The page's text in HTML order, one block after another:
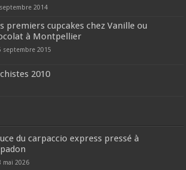
2014
premiers cupcakes chez Vanille ou
à Montpellier
septembre 2015
2010
du carpaccio express pressé à
mai 2026